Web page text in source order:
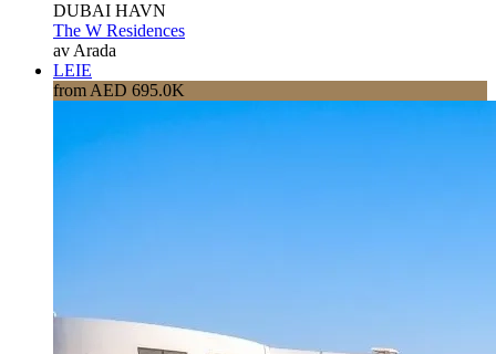
DUBAI HAVN
The W Residences
av Arada
LEIE
from AED 695.0K